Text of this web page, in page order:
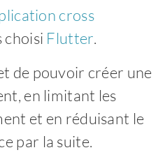
cross
choisi Flutter.
de pouvoir créer une
en limitant les
et en réduisant le
par la suite.